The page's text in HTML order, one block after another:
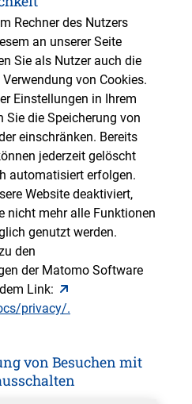
Rechner des Nutzers
an unserer Seite
Sie als Nutzer auch die
von Cookies.
Einstellungen in Ihrem
Sie die Speicherung von
einschränken. Bereits
jederzeit gelöscht
automatisiert erfolgen.
Website deaktiviert,
nicht mehr alle Funktionen
genutzt werden.
den
der Matomo Software
Link:
privacy/.
von Besuchen mit